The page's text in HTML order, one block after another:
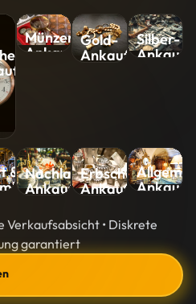
Münzen-
Ankauf
Gold-
Ankauf
Silber-
Ankauf
& Nachlass-
Ankauf
Erbschaft-
Ankauf Ankauf
Verkaufsabsicht • Diskrete
garantiert